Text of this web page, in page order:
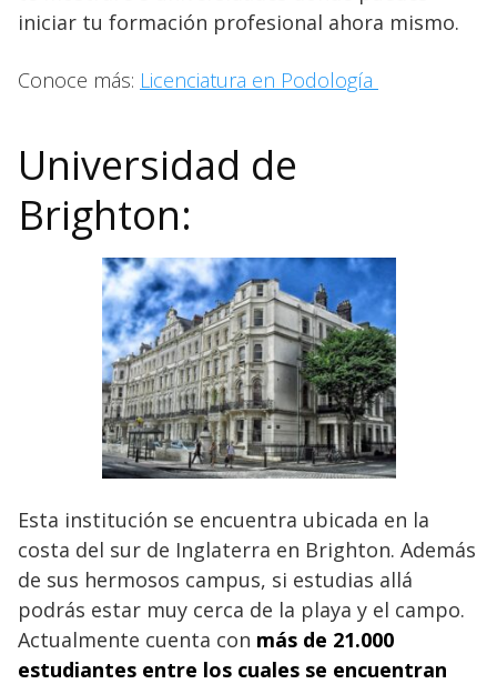
iniciar tu formación profesional ahora mismo.
Conoce más: Licenciatura en Podología
Universidad de
Brighton:
Esta institución se encuentra ubicada en la
costa del sur de Inglaterra en Brighton. Además
de sus hermosos campus, si estudias allá
podrás estar muy cerca de la playa y el campo.
Actualmente cuenta con más de 21.000
estudiantes entre los cuales se encuentran